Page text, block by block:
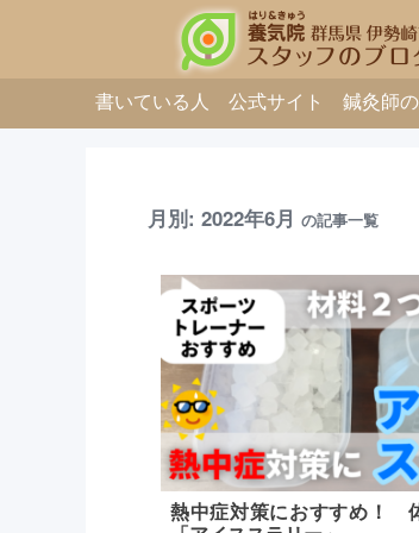
書いている人 公式サイト 鍼灸師
月別: 2022年6月 の記事一覧
熱中症対策におすすめ！